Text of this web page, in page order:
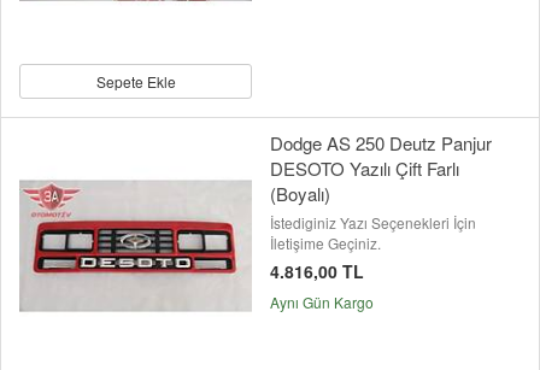
Sepete Ekle
Dodge AS 250 Deutz Panjur
DESOTO Yazılı Çift Farlı
(Boyalı)
İstediginiz Yazı Seçenekleri İçin
İletişime Geçiniz.
4.816,00 TL
Aynı Gün Kargo